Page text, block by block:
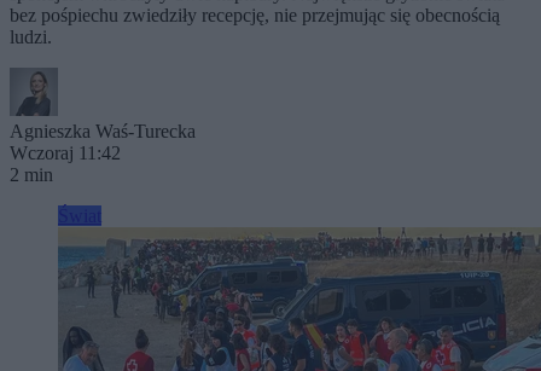
bez pośpiechu zwiedziły recepcję, nie przejmując się obecnością
ludzi.
Agnieszka Waś-Turecka
Wczoraj 11:42
2 min